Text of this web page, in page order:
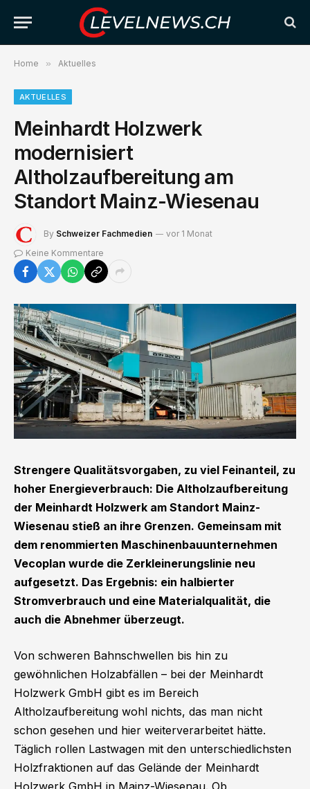
Home » Aktuelles
AKTUELLES
Meinhardt Holzwerk
modernisiert
Altholzaufbereitung am
Standort Mainz-Wiesenau
By Schweizer Fachmedien
vor 1 Monat
Keine Kommentare
Strengere Qualitätsvorgaben, zu viel Feinanteil, zu
hoher Energieverbrauch: Die Altholzaufbereitung
der Meinhardt Holzwerk am Standort Mainz-
Wiesenau stieß an ihre Grenzen. Gemeinsam mit
dem renommierten Maschinenbauunternehmen
Vecoplan wurde die Zerkleinerungslinie neu
aufgesetzt. Das Ergebnis: ein halbierter
Stromverbrauch und eine Materialqualität, die
auch die Abnehmer überzeugt.
Von schweren Bahnschwellen bis hin zu
gewöhnlichen Holzabfällen – bei der Meinhardt
Holzwerk GmbH gibt es im Bereich
Altholzaufbereitung wohl nichts, das man nicht
schon gesehen und hier weiterverarbeitet hätte.
Täglich rollen Lastwagen mit den unterschiedlichsten
Holzfraktionen auf das Gelände der Meinhardt
Holzwerk GmbH in Mainz-Wiesenau. Ob